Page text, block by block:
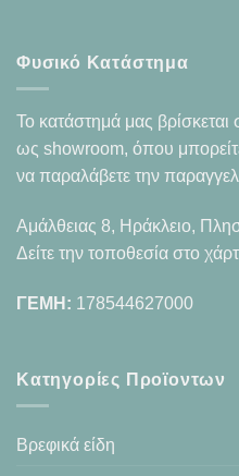
Φυσικό Κατάστημα
Το κατάστημά μας βρίσκεται
ως showroom, όπου
να παραλάβετε την
Αμάλθειας 8, Ηράκλειο,
Δείτε την τοποθεσία στο
ΓΕΜΗ: 178544627000
Κατηγορίες Προϊοντων
Βρεφικά είδη